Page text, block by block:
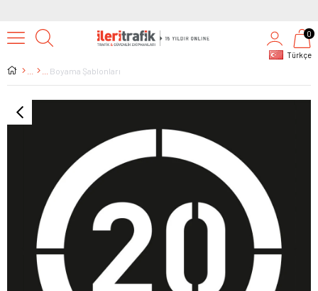
Türkçe
0
Boyama Şablonları